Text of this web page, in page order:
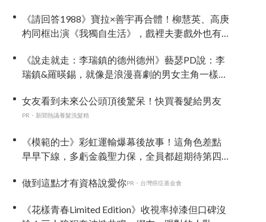
《請回答1988》寶拉×善宇再合體！柳慧英、高庚
杓同框出演《我獨自生活》，戲裡夫妻戲外也有
《說走就走：李瑞鎮的德州德州》藝瑟PD說：李
瑞鎮&羅暎錫，就像是浪漫喜劇的男女主角一樣
女友看到未來公公頭頂後驚呆！快買養髮給男友
PR・新聞熱議養髮洗髮精
《模範的士》彩虹運輸爆幕後故事！這角色差點
早早下線，多虧金義聖力保，全員都超期待第四
做到這點才有資格說愛你PR・台灣癌症基金會
《花樣青春Limited Edition》收視率掉漆但口碑沒